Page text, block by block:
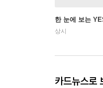
한 눈에 보는
상시
카드뉴스로